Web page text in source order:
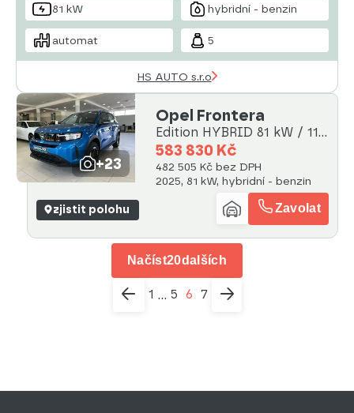
81 kW hybridní - benzin
automat 5
HS AUTO s.r.o
+23
Opel Frontera
Edition HYBRID 81 kW / 110
Hp
583 830 Kč
482 505 Kč bez DPH
2025, 81 kW, hybridní - benzin
zjistit polohu Zavolat
Načíst20dalších
1 ... 5 6 7